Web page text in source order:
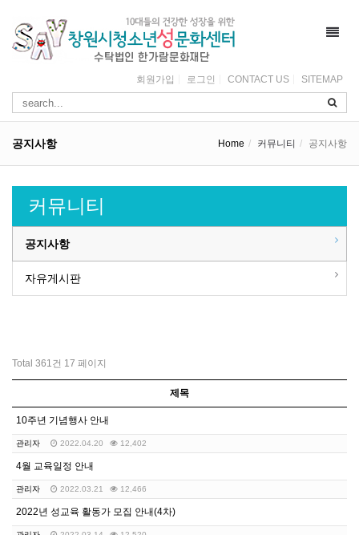
회원가입 로그인 CONTACT US SITEMAP
공지사항 Home 커뮤니티 공지사항
커뮤니티
공지사항
자유게시판
Total 361건 17 페이지
제목
10주년 기념행사 안내
관리자 2022.04.20 12,402
4월 교육일정 안내
관리자 2022.03.21 12,466
2022년 성교육 활동가 모집 안내(4차)